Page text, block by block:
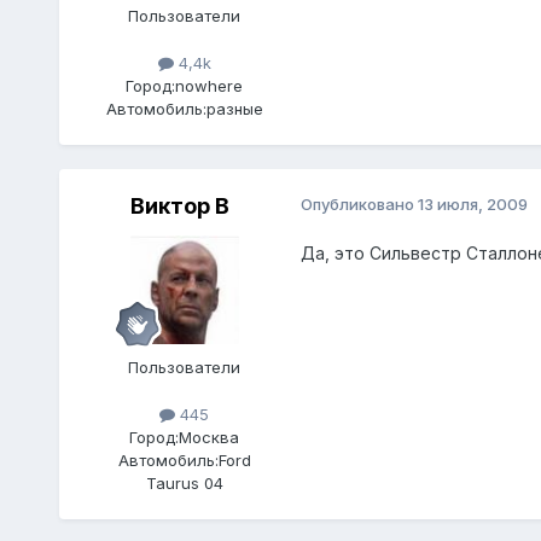
Пользователи
4,4k
Город:nowhere
Автомобиль:разные
Виктор В
Пользователи
445
Город:Москва
Автомобиль:Ford
Taurus 04
Опубликовано 13 июля, 2009
Да, это Сильвестр